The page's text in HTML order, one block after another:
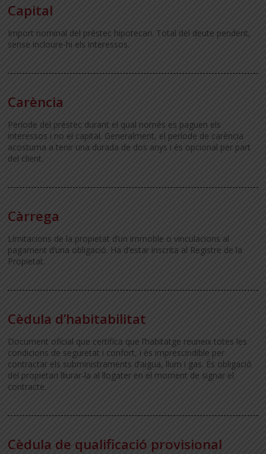
Capital
Import nominal del préstec hipotecari. Total del deute pendent,
sense incloure-hi els interessos.
Carència
Període del préstec durant el qual només es paguen els
interessos i no el capital. Generalment, el període de carència
acostuma a tenir una durada de dos anys i és opcional per part
del client.
Càrrega
Limitacions de la propietat d’un immoble o vinculacions al
pagament d’una obligació. Ha d’estar inscrita al Registre de la
Propietat.
Cèdula d’habitabilitat
Document oficial que certifica que l’habitatge reuneix totes les
condicions de seguretat i confort, i és imprescindible per
contractar els subministraments d’aigua, llum i gas. És obligació
del propietari lliurar-la al llogater en el moment de signar el
contracte.
Cèdula de qualificació provisional